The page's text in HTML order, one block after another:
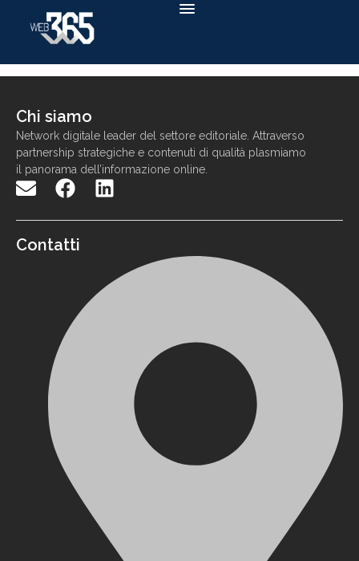
Chi siamo
Network digitale leader del settore editoriale. Attraverso
partnership strategiche e contenuti di qualità p lasmiamo
il panorama dell ’informazione online
Contatti